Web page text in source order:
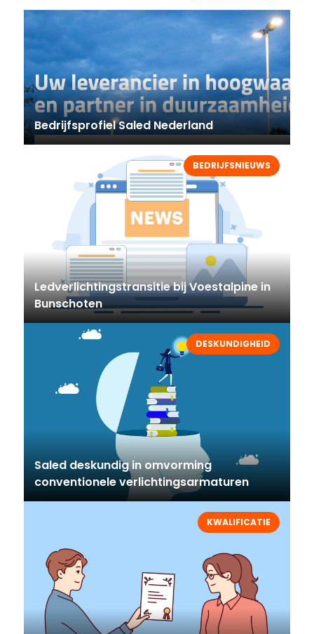
Bedrijfsprofiel Saled Nederland
BEDRIJFSNIEUWS
Ledverlichtingstransitie bij Voestalpine in
Bunschoten
DESKUNDIGHEID
Saled deskundig in omvorming
conventionele verlichtingsarmaturen
KWALIFICATIE